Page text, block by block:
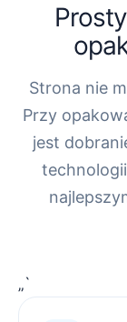
Strona nie
Przy
jest
„`